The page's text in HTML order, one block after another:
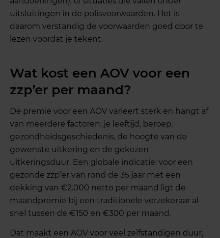
uitsluitingen in de polisvoorwaarden. Het is
daarom verstandig de voorwaarden goed door te
lezen voordat je tekent.
Wat kost een AOV voor een
zzp’er per maand?
De premie voor een AOV varieert sterk en hangt af
van meerdere factoren: je leeftijd, beroep,
gezondheidsgeschiedenis, de hoogte van de
gewenste uitkering en de gekozen
uitkeringsduur. Een globale indicatie: voor een
gezonde zzp’er van rond de 35 jaar met een
dekking van €2.000 netto per maand ligt de
maandpremie bij een traditionele verzekeraar al
snel tussen de €150 en €300 per maand.
Dat maakt een AOV voor veel zelfstandigen duur,